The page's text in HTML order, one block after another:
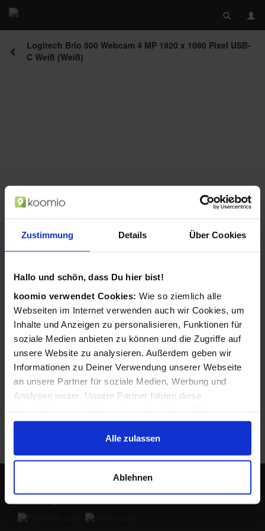
Zustimmung Details Über Cookies
Hallo und schön, dass Du hier bist!
koomio verwendet Cookies: Wie so ziemlich alle
Webseiten im Internet verwenden auch wir Cookies, um
Inhalte und Anzeigen zu personalisieren, Funktionen für
soziale Medien anbieten zu können und die Zugriffe auf
unsere Website zu analysieren. Außerdem geben wir
Informationen zu Deiner Verwendung unserer Webseite
an unsere Partner für soziale Medien, Werbung und
Analysen weiter. Unsere Partner führen diese
zusammen, die Du ihnen bereitgestellt hast oder die sie
im Rahmen Deiner Nutzung der Dienste gesammelt
haben.
Alle zulassen
Ablehnen
Logitech Brio 500 Webcam 4 MP 1920 x 1080 Pixel USB-
C Weiß (Weiß)
ANGEBOTE
MediaMarkt Köln - Hohe
Straße
Hohe Straße 121-131
50667 Köln
0,4 km
97,99 €
MediaMarkt Köln - Kalk
Vietorstraße 7
2,7 km
97,99 €
Änderungen der Preise und Verfügbarkeiten sind möglich.